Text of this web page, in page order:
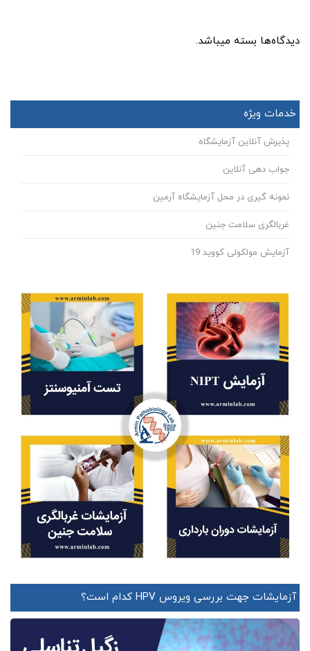
دیدگاه‌ها بسته میباشد.
خدمات ویژه
پذیرش آنلاین آزمایشگاه
جواب دهی آنلاین
نمونه گیری در محل آزمایشگاه آرمین
غربالگری سلامت جنین
آزمایش مولکولی کووید 19
آزمایشات جهت بررسی ویروس HPV کدام است؟